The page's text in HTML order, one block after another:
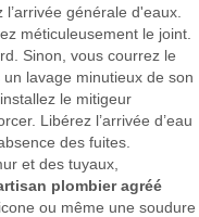
générale d'eaux.
méticuleusement le joint.
Sinon, vous courrez le
lavage minutieux de son
le mitigeur
Libérez l’arrivée d’eau
des fuites.
et des tuyaux,
plombier agréé
ou même une soudure